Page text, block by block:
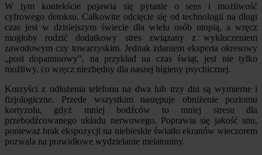
W tym kontekście pojawia się pytanie o sens i możliwość
cyfrowego detoksu. Całkowite odcięcie się od technologii na długi
czas jest w dzisiejszym świecie dla wielu osób utopią, a wręcz
mogłoby rodzić dodatkowy stres związany z wykluczeniem
zawodowym czy towarzyskim. Jednak zdaniem eksperta okresowy
„post dopaminowy", na przykład na czas świąt, jest nie tylko
możliwy, co wręcz niezbędny dla naszej higieny psychicznej.
Korzyści z odłożenia telefonu na dwa lub trzy dni są wymierne i
fizjologiczne. Przede wszystkim następuje obniżenie poziomu
kortyzolu, gdyż mniej bodźców to mniej stresu dla
przebodźcowanego układu nerwowego. Poprawia się jakość snu,
ponieważ brak ekspozycji na niebieskie światło ekranów wieczorem
pozwala na prawidłowe wydzielanie melatoniny.